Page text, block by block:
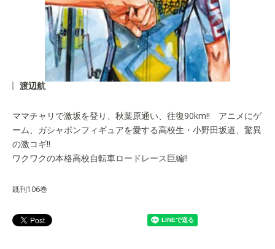
渡辺航
ママチャリで激坂を登り、秋葉原通い、往復90km!! アニメにゲ
ーム、ガシャポンフィギュアを愛する高校生・小野田坂道、驚異
の激コギ!!
ワクワクの本格高校自転車ロードレース巨編!!
既刊106巻